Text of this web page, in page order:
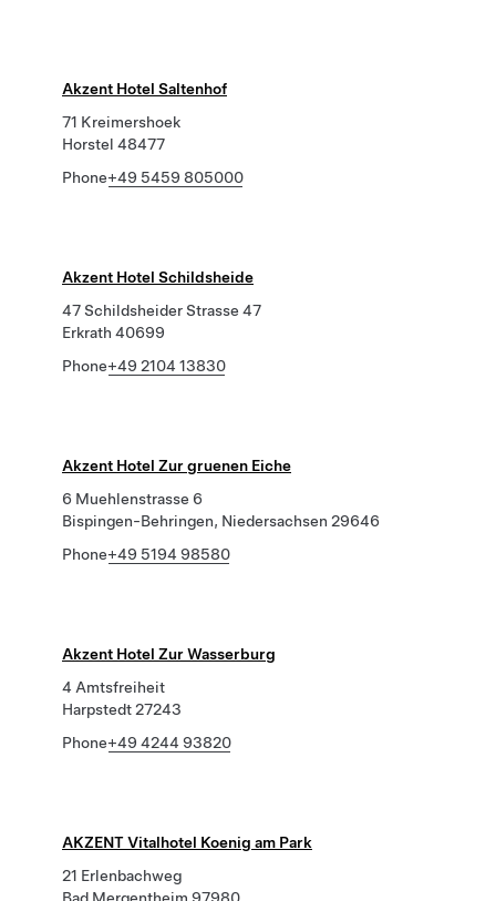
Akzent Hotel Saltenhof
71 Kreimershoek
Horstel 48477
Phone+49 5459 805000
Akzent Hotel Schildsheide
47 Schildsheider Strasse 47
Erkrath 40699
Phone+49 2104 13830
Akzent Hotel Zur gruenen Eiche
6 Muehlenstrasse 6
Bispingen-Behringen, Niedersachsen 29646
Phone+49 5194 98580
Akzent Hotel Zur Wasserburg
4 Amtsfreiheit
Harpstedt 27243
Phone+49 4244 93820
AKZENT Vitalhotel Koenig am Park
21 Erlenbachweg